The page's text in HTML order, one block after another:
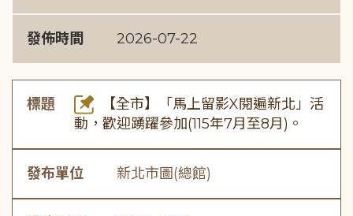
發佈時間 2026-07-22
標題
【全市】「馬上留影X閱遍新北」活
動，歡迎踴躍參加(115年7月至8月)。
發布單位 新北市圖(總館)